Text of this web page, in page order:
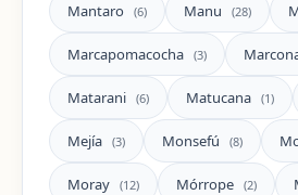
Mantaro (6) Manu (28)
Marcapomacocha (3)
Matarani (6) Matucana (1)
Mejía (3) Monsefú (8)
Moray (12) Mórrope (2)